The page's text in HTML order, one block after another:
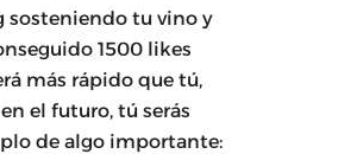
sosteniendo tu vino y
1500 likes
más rápido que tú,
el futuro, tú serás
de algo importante: